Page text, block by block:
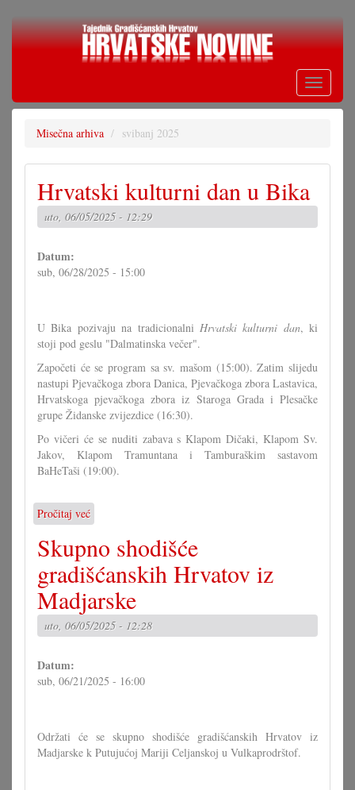
Skoči
Toggle
Misečna arhiva svibanj 2025
Hrvatski kulturni dan u Bika
uto, 06/05/2025 - 12:29
Datum:
sub, 06/28/2025 - 15:00
U Bika pozivaju na tradicionalni Hrvatski kulturni dan, ki
stoji pod geslu "Dalmatinska večer".
Započeti će se program sa sv. mašom (15:00). Zatim slijedu
nastupi Pjevačkoga zbora Danica, Pjevačkoga zbora Lastavica,
Hrvatskoga pjevačkoga zbora iz Staroga Grada i Plesačke
grupe Židanske zvijezdice (16:30).
Po vičeri će se nuditi zabava s Klapom Dičaki, Klapom Sv.
Jakov, Klapom Tramuntana i Tamburaškim sastavom
BaHeTaši (19:00).
Pročitaj već
Hrvatski
kulturni
dan
u
Skupno shodišće
gradišćanskih Hrvatov iz
Madjarske
uto, 06/05/2025 - 12:28
Datum:
sub, 06/21/2025 - 16:00
Održati će se skupno shodišće gradišćanskih Hrvatov iz
Madjarske k Putujućoj Mariji Celjanskoj u Vulkaprodrštof.